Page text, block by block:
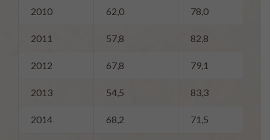
2010 62,0 78,0
2011 57,8 82,8
2012 67,8 79,1
2013 54,5 83,3
2014 68,2 71,5